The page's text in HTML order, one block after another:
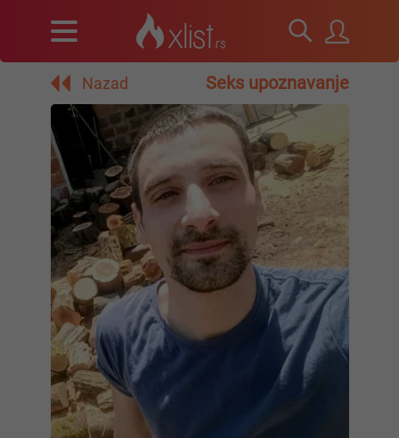
Nazad Seks upoznavanje